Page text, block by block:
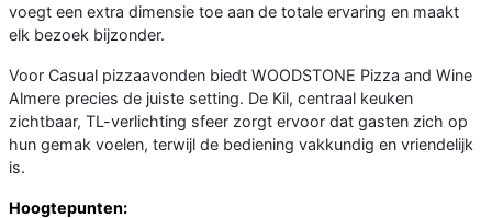
voegt een extra dimensie toe aan de totale ervaring en maakt
elk bezoek bijzonder.
Voor Casual pizzaavonden biedt WOODSTONE Pizza and Wine
Almere precies de juiste setting. De Kil, centraal keuken
zichtbaar, TL-verlichting sfeer zorgt ervoor dat gasten zich op
hun gemak voelen, terwijl de bediening vakkundig en vriendelijk
is.
Hoogtepunten: